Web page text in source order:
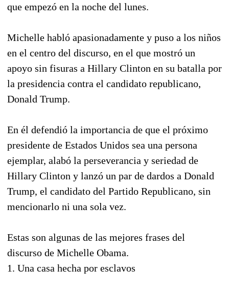
que empezó en la noche del lunes.
Michelle habló apasionadamente y puso a los niños
en el centro del discurso, en el que mostró un
apoyo sin fisuras a Hillary Clinton en su batalla por
la presidencia contra el candidato republicano,
Donald Trump.
En él defendió la importancia de que el próximo
presidente de Estados Unidos sea una persona
ejemplar, alabó la perseverancia y seriedad de
Hillary Clinton y lanzó un par de dardos a Donald
Trump, el candidato del Partido Republicano, sin
mencionarlo ni una sola vez.
Estas son algunas de las mejores frases del
discurso de Michelle Obama.
1. Una casa hecha por esclavos